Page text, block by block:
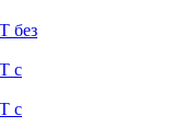
без
c
с